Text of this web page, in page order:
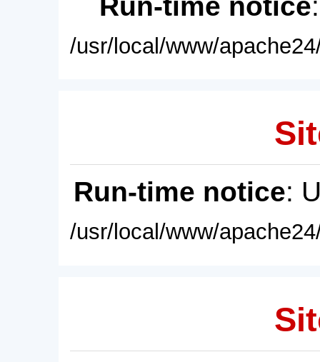
/usr/local/www/
Run-time notice:
/usr/local/www/